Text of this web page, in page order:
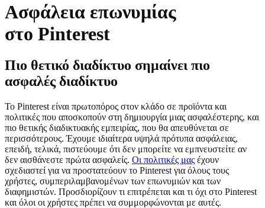
Ασφάλεια επωνυμίας
στο Pinterest
Πιο θετικό διαδίκτυο σημαίνει πιο
ασφαλές διαδίκτυο
Το Pinterest είναι πρωτοπόρος στον κλάδο σε προϊόντα και
πολιτικές που αποσκοπούν στη δημιουργία μιας ασφαλέστερης, και
πιο θετικής διαδικτυακής εμπειρίας, που θα απευθύνεται σε
περισσότερους. Έχουμε ιδιαίτερα υψηλά πρότυπα ασφάλειας,
επειδή, τελικά, πιστεύουμε ότι δεν μπορείτε να εμπνευστείτε αν
δεν αισθάνεστε πρώτα ασφαλείς. Οι πολιτικές μας έχουν
σχεδιαστεί για να προστατεύουν το Pinterest για όλους τους
χρήστες, συμπεριλαμβανομένων των επωνυμιών και των
διαφημιστών. Προσδιορίζουν τι επιτρέπεται και τι όχι στο Pinterest
και όλοι οι χρήστες πρέπει να συμμορφώνονται με αυτές.